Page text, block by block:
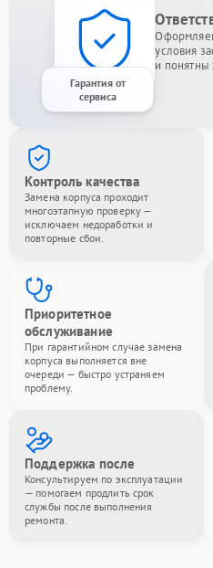
Гарантия от
сервиса
условия
и понятны
Контроль качества
Замена корпуса проходит
многоэтапную проверку —
исключаем недоработки и
повторные сбои.
Приоритетное
обслуживание
При гарантийном случае замена
корпуса выполняется вне
очереди — быстро устраняем
проблему.
Поддержка после
Консультируем по эксплуатации
— помогаем продлить срок
службы после выполнения
ремонта.